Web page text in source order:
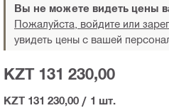
Вы не можете видеть цены
Пожалуйста, войдите или
увидеть цены с вашей
KZT 131 230,00
KZT 131 230,00 / 1 шт.